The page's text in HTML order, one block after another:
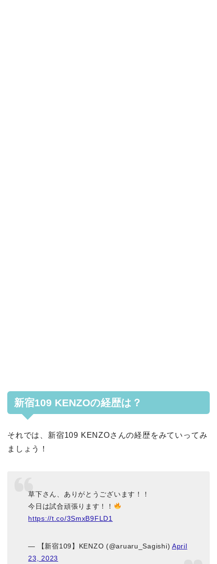
新宿109 KENZOの経歴は？
それでは、新宿109 KENZOさんの経歴をみていってみ
ましょう！
草下さん、ありがとうございます！！
今日は試合頑張ります！！
https://t.co/3SmxB9FLD1
— 【新宿109】KENZO (@aruaru_Sagishi) April
23, 2023